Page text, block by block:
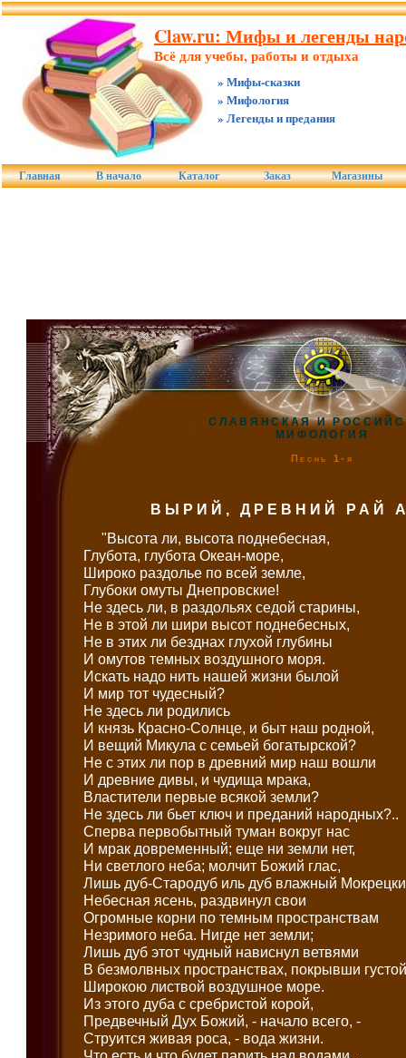
Claw.ru: Мифы и легенды
Всё для учебы, работы и отдыха
» Мифы-сказки
» Мифология
» Легенды и предания
Главная В начало Каталог Заказ Магазины
СЛАВЯНСКАЯ И
МИФОЛОГИЯ
Песнь 1-я
ВЫРИЙ, ДРЕВНИЙ РАЙ
"Высота ли, высота поднебесная,
Глубота, глубота Океан-море,
Широко раздолье по всей земле,
Глубоки омуты Днепровские!
Не здесь ли, в раздольях седой старины,
Не в этой ли шири высот поднебесных,
Не в этих ли безднах глухой глубины
И омутов темных воздушного моря.
Искать надо нить нашей жизни былой
И мир тот чудесный?
Не здесь ли родились
И князь Красно-Солнце, и быт наш родной,
И вещий Микула с семьей богатырской?
Не с этих ли пор в древний мир наш вошли
И древние дивы, и чудища мрака,
Властители первые всякой земли?
Не здесь ли бьет ключ и преданий народных?..
Сперва первобытный туман вокруг нас
И мрак довременный; еще ни земли нет,
Ни светлого неба; молчит Божий глас,
Лишь дуб-Стародуб иль дуб влажный
Небесная ясень, раздвинул свои
Огромные корни по темным пространствам
Незримого неба. Нигде нет земли;
Лишь дуб этот чудный нависнул ветвями
В безмолвных пространствах, покрывши
Широкою листвой воздушное море.
Из этого дуба с сребристой корой,
Предвечный Дух Божий, - начало всего, -
Струится живая роса, - вода жизни.